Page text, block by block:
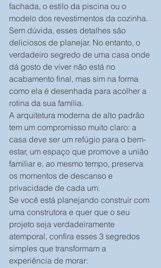
fachada, o estilo da piscina ou o
modelo dos revestimentos da cozinha.
Sem dúvida, esses detalhes são
deliciosos de planejar. No entanto, o
verdadeiro segredo de uma casa onde
dá gosto de viver não está no
acabamento final, mas sim na forma
como ela é desenhada para acolher a
rotina da sua família.
A arquitetura moderna de alto padrão
tem um compromisso muito claro: a
casa deve ser um refúgio para o bem-
estar, um espaço que promove a união
familiar e, ao mesmo tempo, preserva
os momentos de descanso e
privacidade de cada um.
Se você está planejando construir com
uma construtora e quer que o seu
projeto seja verdadeiramente
atemporal, confira esses 3 segredos
simples que transformam a
experiência de morar: